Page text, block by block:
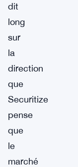
dit
long
sur
la
direction
que
Securitize
pense
que
le
marché